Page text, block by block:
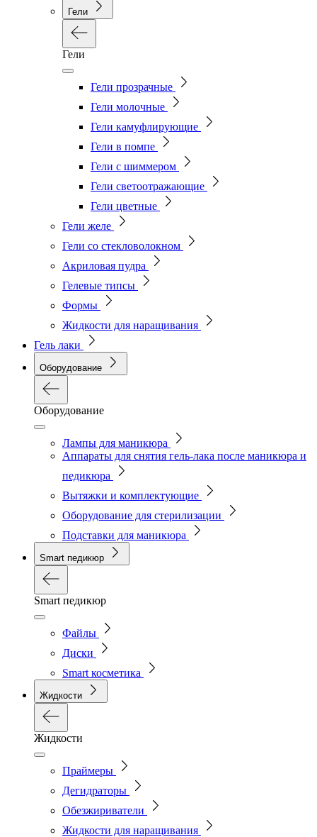
Гели
Гели
Гели прозрачные
Гели молочные
Гели камуфлирующие
Гели в помпе
Гели с шиммером
Гели светоотражающие
Гели цветные
Гели желе
Гели со стекловолокном
Акриловая пудра
Гелевые типсы
Формы
Жидкости для наращивания
Гель лаки
Оборудование
Оборудование
Лампы для маникюра
Аппараты для снятия гель-лака после маникюра и
педикюра
Вытяжки и комплектующие
Оборудование для стерилизации
Подставки для маникюра
Smart педикюр
Smart педикюр
Файлы
Диски
Smart косметика
Жидкости
Жидкости
Праймеры
Дегидраторы
Обезжириватели
Жидкости для наращивания